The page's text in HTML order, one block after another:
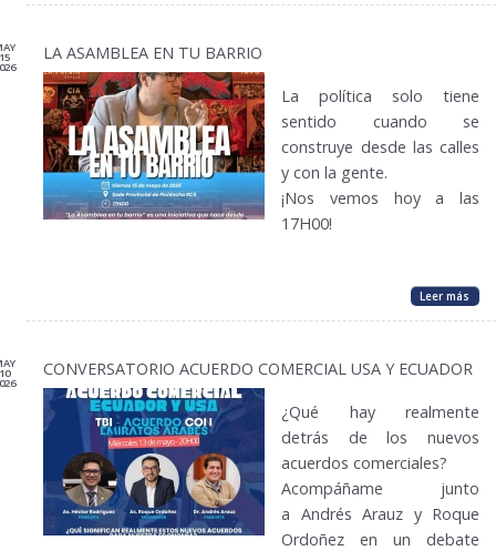
15 LA ASAMBLEA EN TU BARRIO
La política solo tiene
sentido cuando se
construye desde las calles
y con la gente.
¡Nos vemos hoy a las
17H00!
Leer más
10 CONVERSATORIO ACUERDO COMERCIAL USA Y ECUADOR
¿Qué hay realmente
detrás de los nuevos
acuerdos comerciales?
Acompáñame junto
a Andrés Arauz y Roque
Ordoñez en un debate